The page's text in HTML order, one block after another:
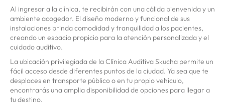
Al ingresar a la clínica, te recibirán con una cálida bienvenida y un
ambiente acogedor. El diseño moderno y funcional de sus
instalaciones brinda comodidad y tranquilidad a los pacientes,
creando un espacio propicio para la atención personalizada y el
cuidado auditivo.
La ubicación privilegiada de la Clínica Auditiva Skucha permite un
fácil acceso desde diferentes puntos de la ciudad. Ya sea que te
desplaces en transporte público o en tu propio vehículo,
encontrarás una amplia disponibilidad de opciones para llegar a
tu destino.